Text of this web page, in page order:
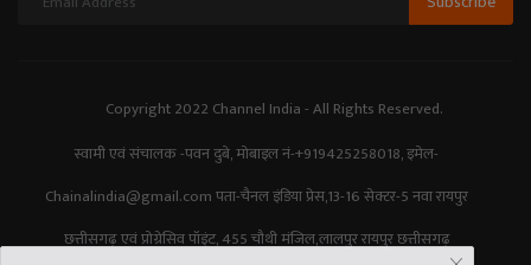
Copyright 2022 Channel India - All Rights Reserved.
स्वामी एवं संचालक -पवन दुबे, मोबाइल नं-+919425258018, इमेल-
Chainalindia@gmail.com पता-चैनल इंडिया प्रेस,13-16 सेक्टर-5 नवा रायपुर
छत्तीसगढ़ एवं प्रोग्रेसिव पॉइंट, 455 चौथी मंजिल,लालपुर रायपुर छत्तीसगढ़